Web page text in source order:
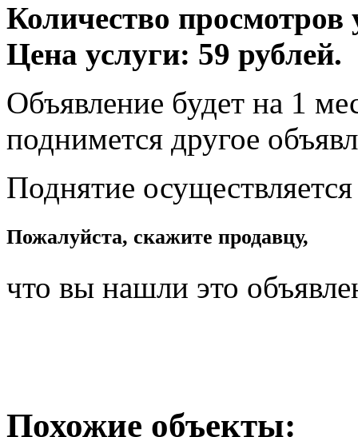
Количество просмотров
Цена услуги: 59 рублей.
Объявление будет на 1
поднимется другое
Поднятие
Пожалуйста, скажите продавцу,
что вы нашли это
Похожие объекты: